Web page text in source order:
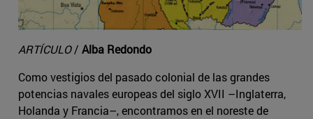
ARTÍCULO/ Alba Redondo
Como vestigios del pasado colonial de las grandes
potencias navales europeas del siglo XVII –Inglaterra,
Holanda y Francia–, encontramos en el noreste de